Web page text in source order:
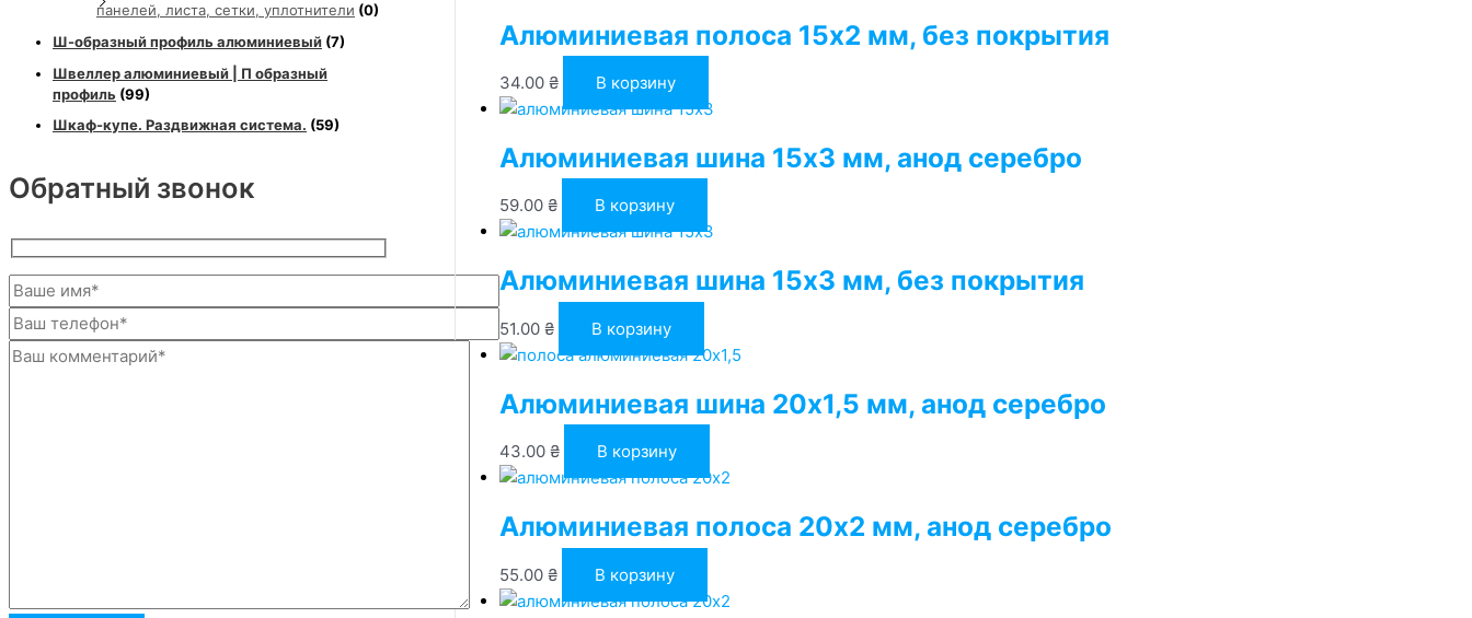
панелей, листа, сетки, уплотнители (0)
Ш-образный профиль алюминиевый (7)
Швеллер алюминиевый | П образный
профиль (99)
Шкаф-купе. Раздвижная система. (59)
Обратный звонок
Алюминиевая полоса 15х2 мм, без покрытия
34.00₴ В корзину
Алюминиевая шина 15х3 мм, анод серебро
59.00₴ В корзину
Алюминиевая шина 15х3 мм, без покрытия
51.00₴ В корзину
Алюминиевая шина 20х1,5 мм, анод серебро
43.00₴ В корзину
Алюминиевая полоса 20х2 мм, анод серебро
55.00₴ В корзину